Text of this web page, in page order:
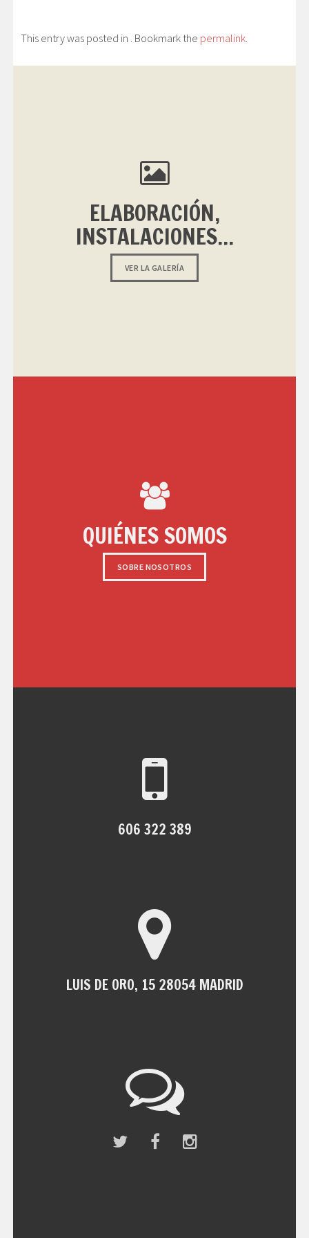
This entry was posted in . Bookmark the permalink
ELABORACIÓN,
INSTALACIONES...
VER LA GALERÍA
QUIÉNES SOMOS
SOBRE NOSOTROS
606 322 389
LUIS DE ORO, 15 28054 MADRID